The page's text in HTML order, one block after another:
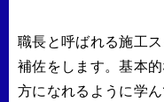
職長と呼ばれる施工
補佐をします。基本
方になれるように学